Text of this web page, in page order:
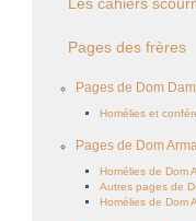
Les cahiers
Pages des frères
Pages de Dom
Homélies et
Pages de Dom
Homélies de Dom
Autres pages de
Homélies de Dom